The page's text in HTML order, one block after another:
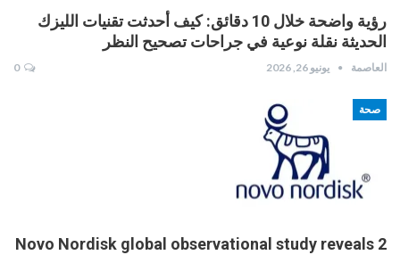
رؤية واضحة خلال 10 دقائق: كيف أحدثت تقنيات الليزك
الحديثة نقلة نوعية في جراحات تصحيح النظر
العاصمة يونيو 26, 2026 0
صحة
Novo Nordisk global observational study reveals 2